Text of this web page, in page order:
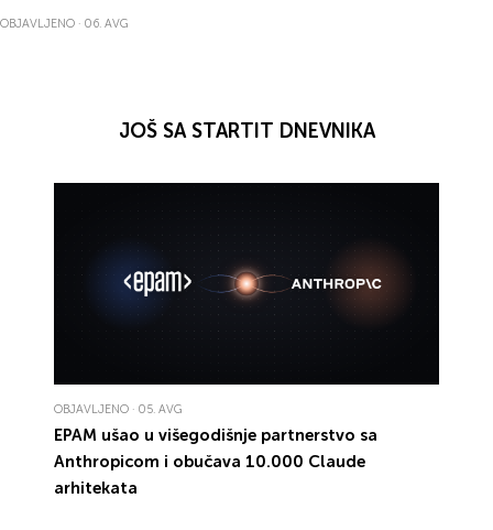
OBJAVLJENO · 06. AVG
JOŠ SA STARTIT DNEVNIKA
OBJAVLJENO · 05. AVG
EPAM ušao u višegodišnje partnerstvo sa
Anthropicom i obučava 10.000 Claude
arhitekata